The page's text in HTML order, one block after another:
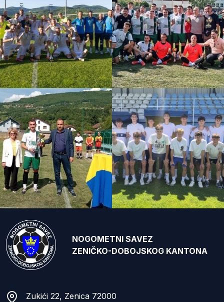
NOGOMETNI SAVEZ
ZENIČKO-DOBOJSKOG KANTONA
Zukići 22, Zenica 72000